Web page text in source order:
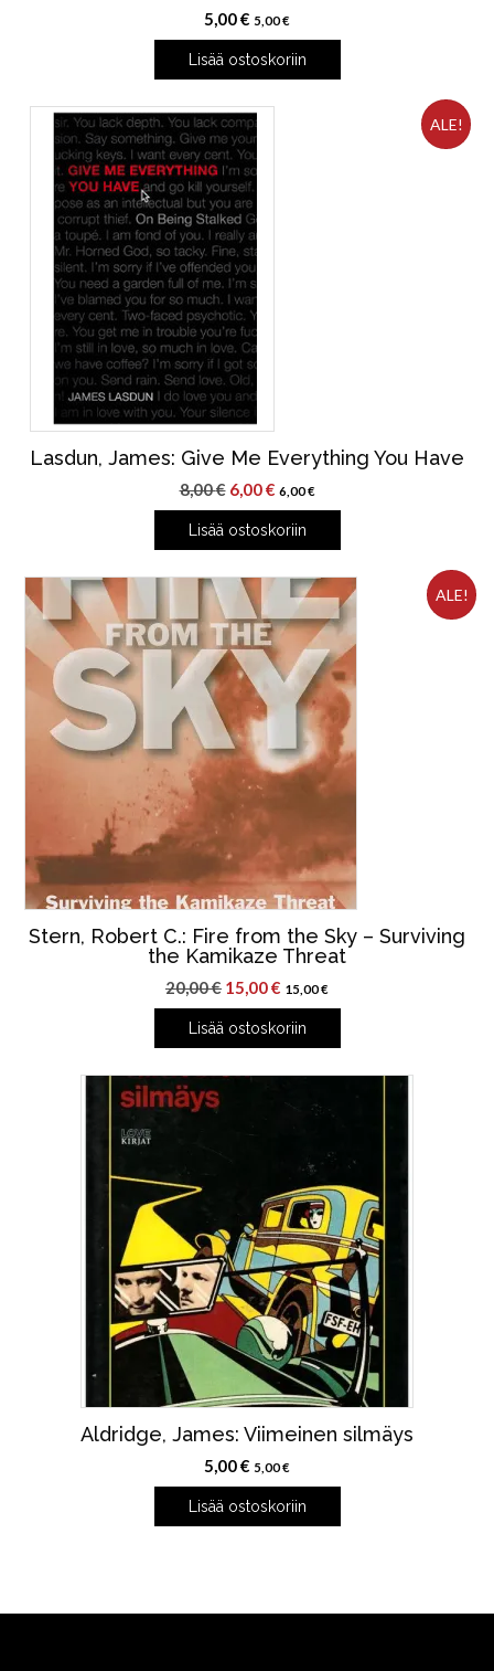
5,00€ 5,00€
Lisää ostoskoriin
ALE!
Lasdun, James: Give Me Everything You Have
8,00€ Alkuperäinen
hinta
oli:
6,00€Nykyinen
hinta
on:
6,00€
Lisää ostoskoriin
ALE!
Stern, Robert C.: Fire from the Sky – Surviving
the Kamikaze Threat
20,00€ Alkuperäinen
hinta
oli:
15,00€ Nykyinen
hinta
on:
15,00€
Lisää ostoskoriin
Aldridge, James: Viimeinen silmäys
5,00€ 5,00€
Lisää ostoskoriin